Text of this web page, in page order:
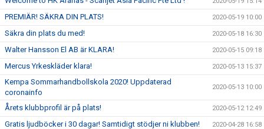
PREMIÄR! SÄKRA DIN PLATS! 2020-05-19 10:00
Säkra din plats du med! 2020-05-18 16:30
Walter Hansson El AB är KLARA! 2020-05-15 09:18
Mercus Yrkeskläder klara! 2020-05-13 15:37
Kempa Sommarhandbollskola 2020! Uppdaterad
coronainfo
2020-05-13 10:00
Årets klubbprofil är på plats! 2020-05-12 12:49
Gratis ljudböcker i 30 dagar! Samtidigt stödjer ni klubben! 2020-04-28 16:58